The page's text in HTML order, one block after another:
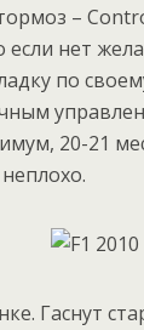
–
нет
по
20-21
Гаснут